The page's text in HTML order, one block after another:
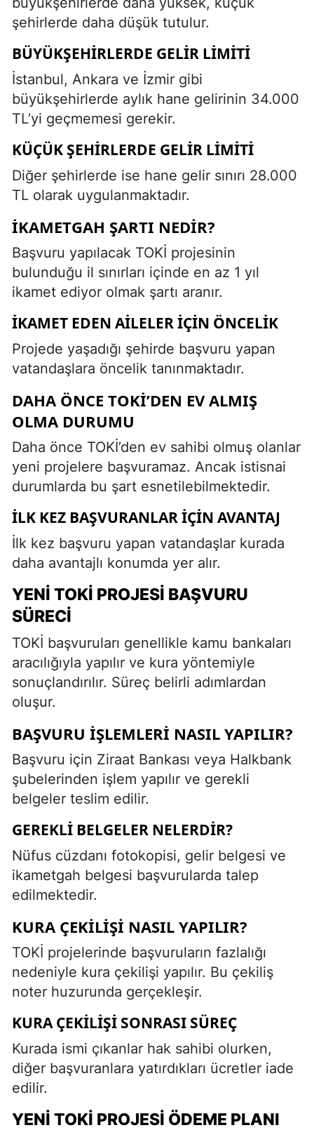
şehirlerde daha düşük tutulur.
BÜYÜKŞEHIRLERDE GELIR LIMITI
İstanbul, Ankara ve İzmir gibi
büyükşehirlerde aylık hane gelirinin 34.000
TL’yi geçmemesi gerekir.
KÜÇÜK ŞEHIRLERDE GELIR LIMITI
Diğer şehirlerde ise hane gelir sınırı 28.000
TL olarak uygulanmaktadır.
İKAMETGAH ŞARTI NEDIR?
Başvuru yapılacak TOKİ projesinin
bulunduğu il sınırları içinde en az 1 yıl
ikamet ediyor olmak şartı aranır.
İKAMET EDEN AILELER İÇIN ÖNCELIK
Projede yaşadığı şehirde başvuru yapan
vatandaşlara öncelik tanınmaktadır.
DAHA ÖNCE TOKİ’DEN EV ALMIŞ
OLMA DURUMU
Daha önce TOKİ’den ev sahibi olmuş olanlar
yeni projelere başvuramaz. Ancak istisnai
durumlarda bu şart esnetilebilmektedir.
İLK KEZ BAŞVURANLAR İÇIN AVANTAJ
İlk kez başvuru yapan vatandaşlar kurada
daha avantajlı konumda yer alır.
YENI TOKİ PROJESI BAŞVURU
SÜRECI
TOKİ başvuruları genellikle kamu bankaları
aracılığıyla yapılır ve kura yöntemiyle
sonuçlandırılır. Süreç belirli adımlardan
oluşur.
BAŞVURU İŞLEMLERI NASIL YAPILIR?
Başvuru için Ziraat Bankası veya Halkbank
şubelerinden işlem yapılır ve gerekli
belgeler teslim edilir.
GEREKLI BELGELER NELERDIR?
Nüfus cüzdanı fotokopisi, gelir belgesi ve
ikametgah belgesi başvurularda talep
edilmektedir.
KURA ÇEKILIŞI NASIL YAPILIR?
TOKİ projelerinde başvuruların fazlalığı
nedeniyle kura çekilişi yapılır. Bu çekiliş
noter huzurunda gerçekleşir.
KURA ÇEKILIŞI SONRASI SÜREÇ
Kurada ismi çıkanlar hak sahibi olurken,
diğer başvuranlara yatırdıkları ücretler iade
edilir.
YENI TOKİ PROJESI ÖDEME PLANI